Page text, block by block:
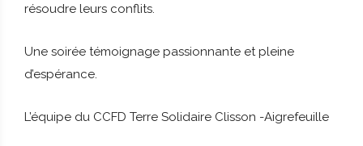
résoudre leurs conflits.
Une soirée témoignage passionnante et pleine
d’espérance.
L’équipe du CCFD Terre Solidaire Clisson -Aigrefeuille